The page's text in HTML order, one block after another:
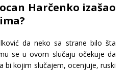
Harčenko izašao
da neko sa strane bilo šta
se u ovom slučaju očekuje da
bi kojim slučajem, ocenjuje, ruski